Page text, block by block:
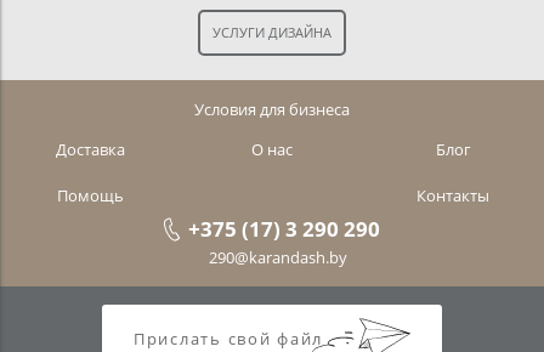
Условия для бизнеса
Доставка
О нас Блог
Помощь Контакты
+375 (17) 3 290 290
290@karandash.by
Прислать свой файл